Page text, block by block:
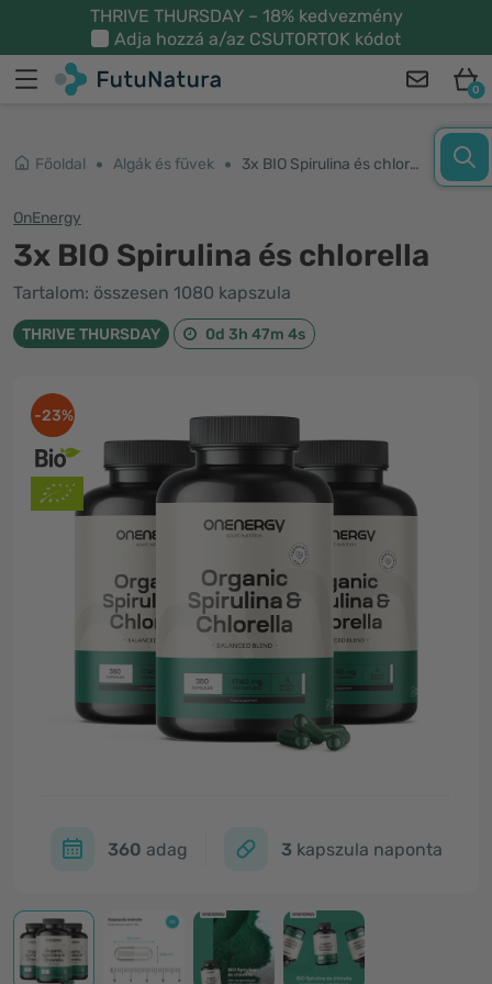
THRIVE THURSDAY – 18% kedvezmény
Adja hozzá a/az CSUTORTOK kódot
0
Főoldal Algák és füvek 3x BIO Spirulina és chlorella
OnEnergy
3x BIO Spirulina és chlorella
Tartalom: összesen 1080 kapszula
THRIVE THURSDAY 0d 3h 47m 3s
-23%
360 adag 3kapszula naponta